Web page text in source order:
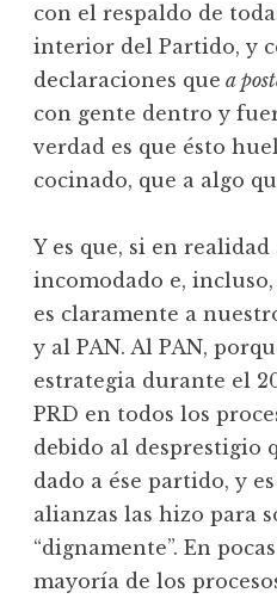
con el respaldo de
interior del Partido, y
declaraciones que a
con gente dentro y
verdad es que ésto
cocinado, que a algo
Y es que, si en
incomodado e,
es claramente a
y al PAN. Al PAN,
estrategia durante el
PRD en todos los
debido al desprestigio
dado a ése partido, y
alianzas las hizo para
“dignamente”. En
mayoría de los